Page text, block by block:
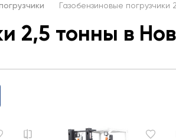
Газобензиновые погрузчики
2,5 тонны в